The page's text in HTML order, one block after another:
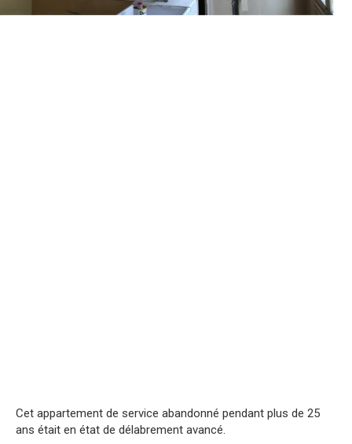
Cet appartement de service abandonné pendant plus de 25
ans était en état de délabrement avancé.